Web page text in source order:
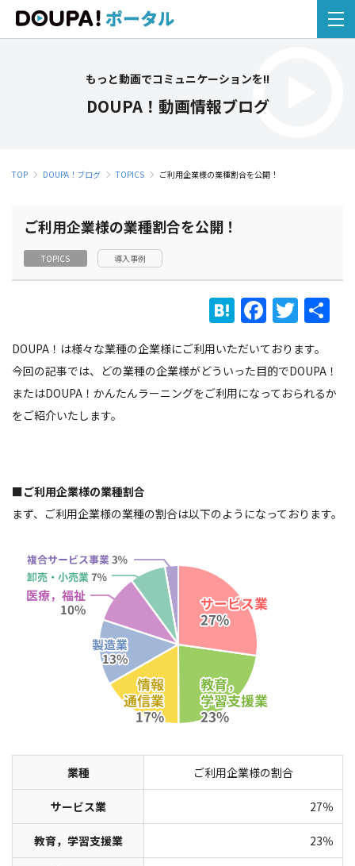
もっと動画でコミュニケーションを!!
DOUPA！動画情報ブログ
TOP DOUPA！ブログ TOPICS ご利用企業様の業種割合を公開！
ご利用企業様の業種割合を公開！
TOPICS 導入事例
H
at
e
n
F
a
c
e
T
w
itt
er
ar
DOUPA！は様々な業種の企業様にご利用いただいております。
今回の記事では、どの業種の企業様がどういった目的でDOUPA！
またはDOUPA！かんたんラーニングをご利用になっておられるか
をご紹介いたします。
■ご利用企業様の業種割合
まず、ご利用企業様の業種の割合は以下のようになっております。
業種 ご利用企業様の割合
サービス業 27％
教育，学習支援業 23％